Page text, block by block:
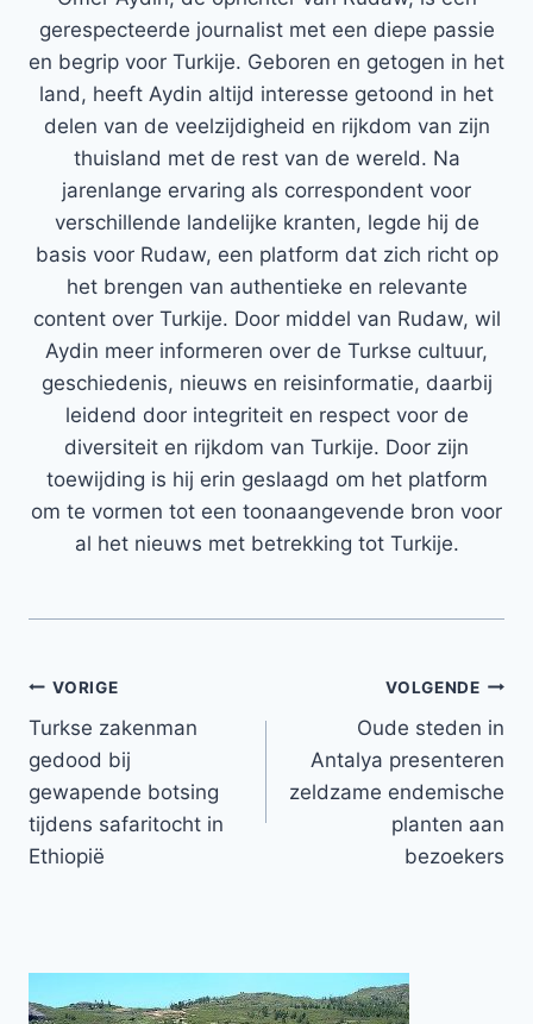
gerespecteerde journalist met een diepe passie
en begrip voor Turkije. Geboren en getogen in het
land, heeft Aydin altijd interesse getoond in het
delen van de veelzijdigheid en rijkdom van zijn
thuisland met de rest van de wereld. Na
jarenlange ervaring als correspondent voor
verschillende landelijke kranten, legde hij de
basis voor Rudaw, een platform dat zich richt op
het brengen van authentieke en relevante
content over Turkije. Door middel van Rudaw, wil
Aydin meer informeren over de Turkse cultuur,
geschiedenis, nieuws en reisinformatie, daarbij
leidend door integriteit en respect voor de
diversiteit en rijkdom van Turkije. Door zijn
toewijding is hij erin geslaagd om het platform
om te vormen tot een toonaangevende bron voor
al het nieuws met betrekking tot Turkije.
Bericht
navigatie
VORIGE
Turkse zakenman
gedood bij
gewapende botsing
tijdens safaritocht in
Ethiopië
VOLGENDE
Oude steden in
Antalya presenteren
zeldzame endemische
planten aan
bezoekers